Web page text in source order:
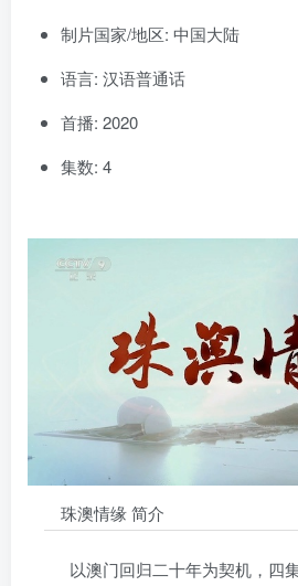
制片国家/地区: 中国大陆
语言: 汉语普通话
首播: 2020
集数: 4
珠澳情缘 简介
以澳门回归二十年为契机，四